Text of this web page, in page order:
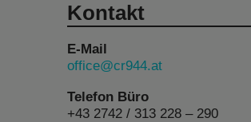
Kontakt
E-Mail
office@cr944.at
Telefon Büro
+43 2742 / 313 228 – 290